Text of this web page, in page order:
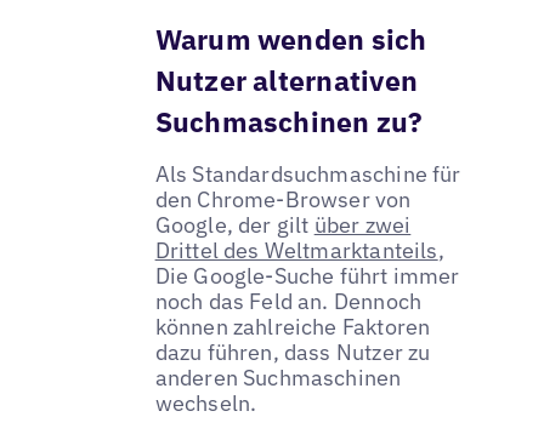
Warum wenden sich
Nutzer alternativen
Suchmaschinen zu?
Als Standardsuchmaschine für
den Chrome-Browser von
Google, der gilt über zwei
Drittel des Weltmarktanteils,
Die Google-Suche führt immer
noch das Feld an. Dennoch
können zahlreiche Faktoren
dazu führen, dass Nutzer zu
anderen Suchmaschinen
wechseln.